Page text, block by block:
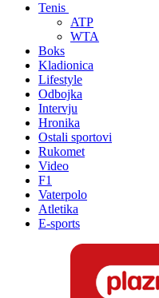
Tenis
ATP
WTA
Boks
Kladionica
Lifestyle
Odbojka
Intervju
Hronika
Ostali sportovi
Rukomet
Video
F1
Vaterpolo
Atletika
E-sports